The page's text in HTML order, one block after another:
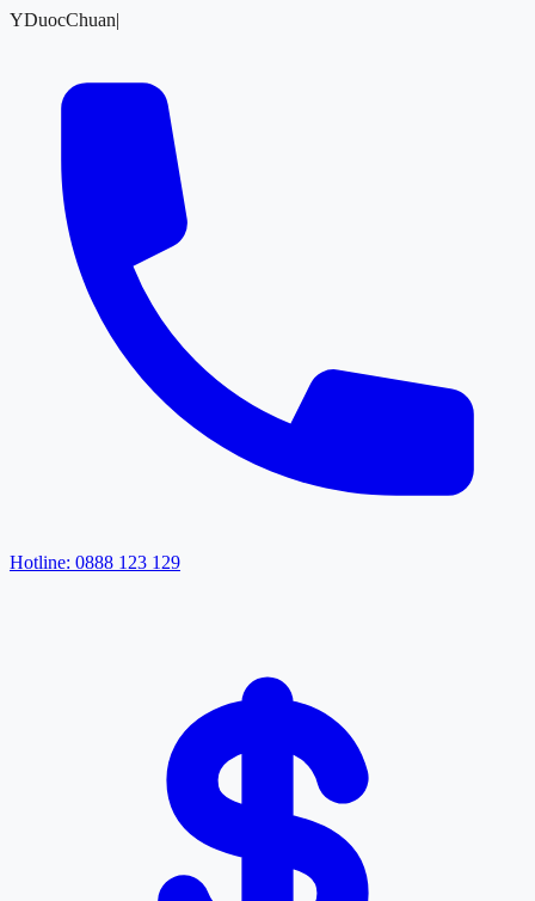
YDuocChuan|
Hotline: 0888 123 129